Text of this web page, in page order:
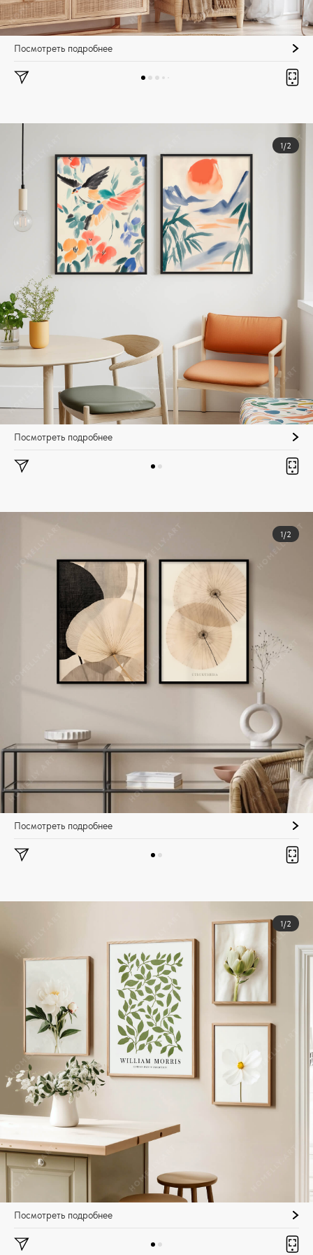
Посмотреть подробнее
1/2
Посмотреть подробнее
1/2
Посмотреть подробнее
1/2
Посмотреть подробнее